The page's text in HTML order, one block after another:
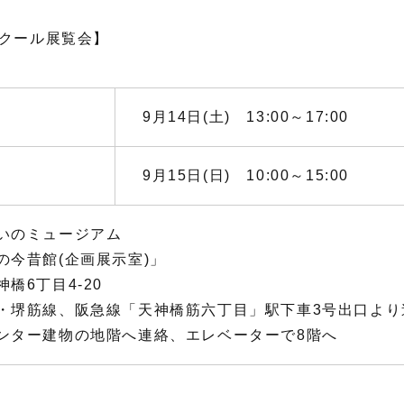
ール展覧会】
9月14日(土) 13:00～17:00
9月15日(日) 10:00～15:00
のミュージアム
今昔館(企画展示室)」
橋6丁目4-20
堺筋線、阪急線「天神橋筋六丁目」駅下車3号出口よ
ター建物の地階へ連絡、エレベーターで8階へ